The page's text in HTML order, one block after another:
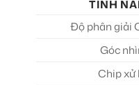
TÍNH
Độ phân giải
Góc
Chip xử